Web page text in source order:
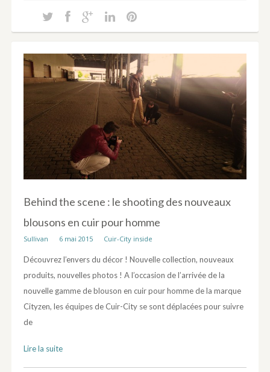
Behind the scene : le shooting des nouveaux
blousons en cuir pour homme
Sullivan 6 mai 2015 Cuir-City inside
Découvrez l’envers du décor ! Nouvelle collection, nouveaux
produits, nouvelles photos ! A l’occasion de l’arrivée de la
nouvelle gamme de blouson en cuir pour homme de la marque
Cityzen, les équipes de Cuir-City se sont déplacées pour suivre
de
Lire la suite